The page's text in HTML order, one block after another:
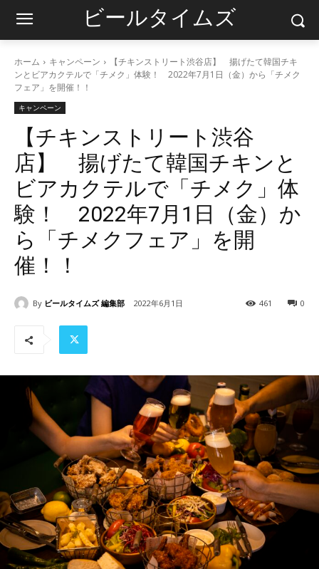
ビールタイムズ
ホーム キャンペーン
【チキンストリート渋谷店】 揚げたて韓国チキ
ンとビアカクテルで「チメク」体験！ 2022年7月1日（金）から「チメク
フェア」を開催！！
キャンペーン
【チキンストリート渋谷
店】 揚げたて韓国チキンと
ビアカクテルで「チメク」体
験！ 2022年7月1日（金）か
ら「チメクフェア」を開
催！！
By ビールタイムズ 編集部 2022年6月1日 0
461